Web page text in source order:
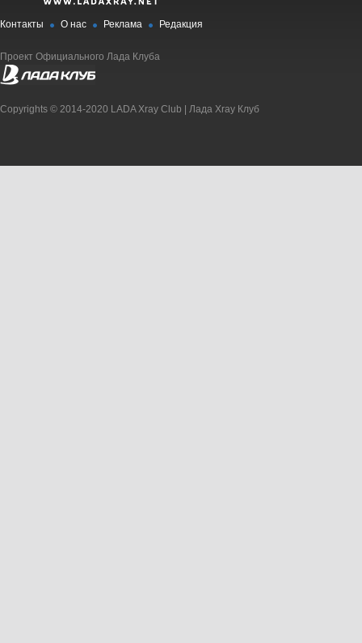
Контакты О нас Реклама Редакция
Проект Официального Лада Клуба
Copyrights © 2014-2020 LADA Xray Club | Лада Xray Клуб